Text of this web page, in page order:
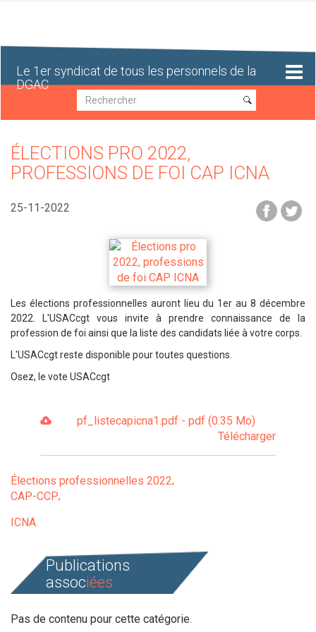
Le 1er syndicat de tous les personnels de la
DGAC
Recherche
Recherche
ÉLECTIONS PRO 2022,
PROFESSIONS DE FOI CAP ICNA
25-11-2022
Les élections professionnelles auront lieu du 1er au 8 décembre
2022. L'USACcgt vous invite à prendre connaissance de la
profession de foi ainsi que la liste des candidats liée à votre corps.
L'USACcgt reste disponible pour toutes questions.
Osez, le vote USACcgt
pf_listecapicna1.pdf - pdf (0.35 Mo)
Télécharger
Élections professionnelles 2022
CAP-CCP
ICNA
Publications
associées
Pas de contenu pour cette catégorie.